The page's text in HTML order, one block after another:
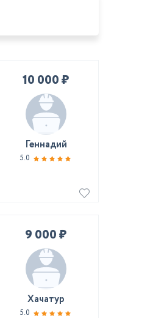
10 000 ₽
Геннадий
5.0
9 000 ₽
Хачатур
5.0